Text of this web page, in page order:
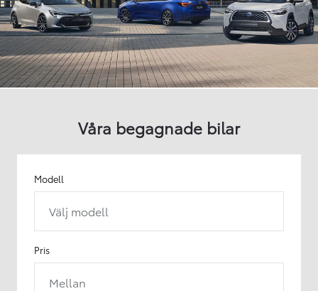
Våra begagnade bilar
Modell
Välj modell
Pris
Mellan